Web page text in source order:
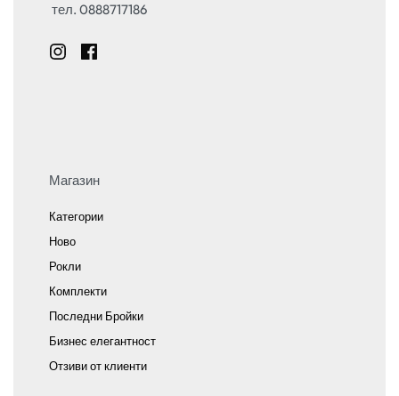
тел. 0888717186
Магазин
Категории
Ново
Рокли
Комплекти
Последни Бройки
Бизнес елегантност
Отзиви от клиенти